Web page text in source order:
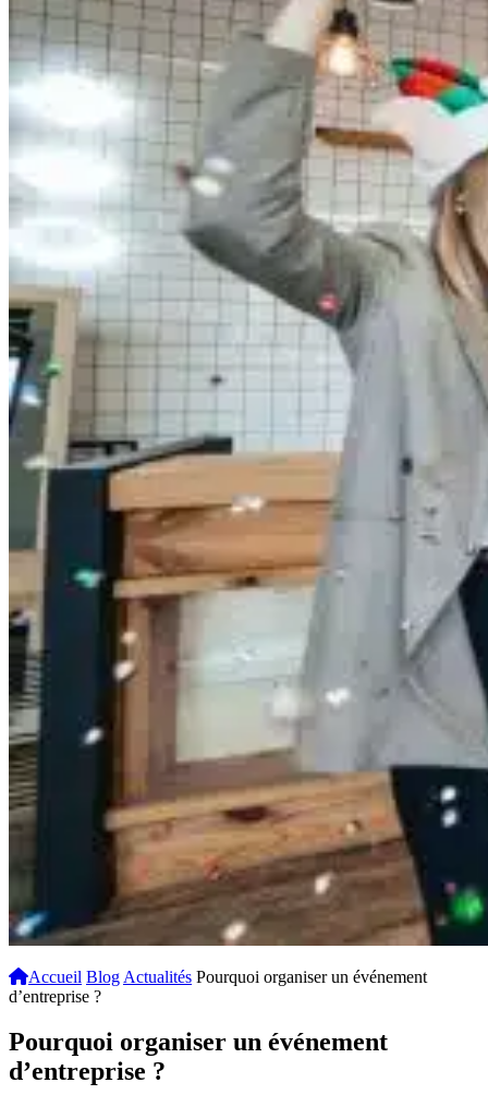
Accueil Blog Actualités Pourquoi organiser un événement
d’entreprise ?
Pourquoi organiser un événement
d’entreprise ?